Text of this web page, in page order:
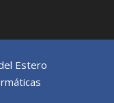
Estero